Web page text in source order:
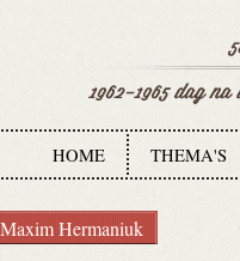
HOME THEMA'S
Maxim Hermaniuk